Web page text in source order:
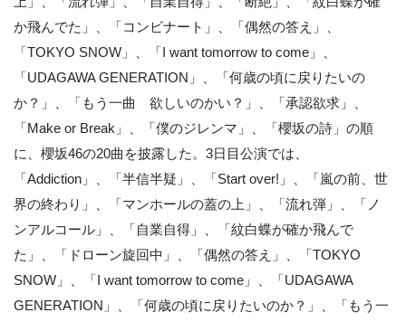
か飛んでた」、「コンビナート」、「偶然の答え」、
「TOKYO SNOW」、「I want tomorrow to come」、
「UDAGAWA GENERATION」、「何歳の頃に戻りたいの
か？」、「もう一曲 欲しいのかい？」、「承認欲求」、
「Make or Break」、「僕のジレンマ」、「櫻坂の詩」の順
に、櫻坂46の20曲を披露した。3日目公演では、
「Addiction」、「半信半疑」、「Start over!」、「嵐の前、世
界の終わり」、「マンホールの蓋の上」、「流れ弾」、「ノ
ンアルコール」、「自業自得」、「紋白蝶が確か飛んで
た」、「ドローン旋回中」、「偶然の答え」、「TOKYO
SNOW」、「I want tomorrow to come」、「UDAGAWA
GENERATION」、「何歳の頃に戻りたいのか？」、「もう一